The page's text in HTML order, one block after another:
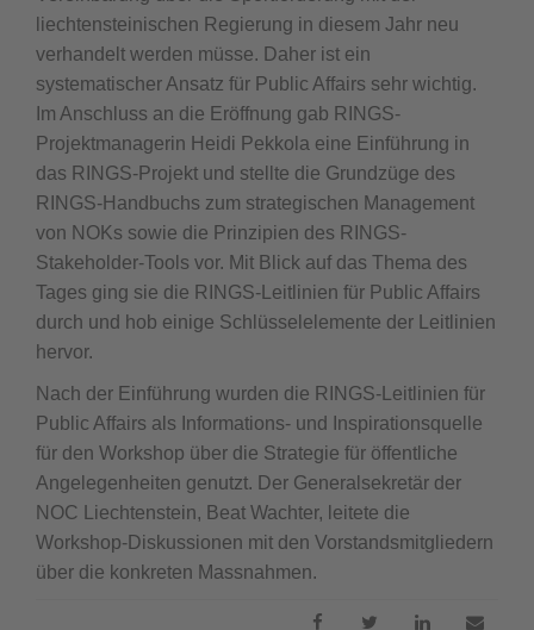
liechtensteinischen Regierung in diesem Jahr neu
verhandelt werden müsse. Daher ist ein
systematischer Ansatz für Public Affairs sehr wichtig.
Im Anschluss an die Eröffnung gab RINGS-
Projektmanagerin Heidi Pekkola eine Einführung in
das RINGS-Projekt und stellte die Grundzüge des
RINGS-Handbuchs zum strategischen Management
von NOKs sowie die Prinzipien des RINGS-
Stakeholder-Tools vor. Mit Blick auf das Thema des
Tages ging sie die RINGS-Leitlinien für Public Affairs
durch und hob einige Schlüsselelemente der Leitlinien
hervor.
Nach der Einführung wurden die RINGS-Leitlinien für
Public Affairs als Informations- und Inspirationsquelle
für den Workshop über die Strategie für öffentliche
Angelegenheiten genutzt. Der Generalsekretär der
NOC Liechtenstein, Beat Wachter, leitete die
Workshop-Diskussionen mit den Vorstandsmitgliedern
über die konkreten Massnahmen.